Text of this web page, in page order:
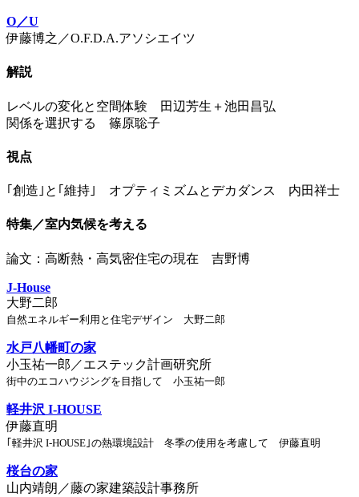
O／U
伊藤博之／O.F.D.A.アソシエイツ
解説
レベルの変化と空間体験 田辺芳生＋池田昌弘
関係を選択する 篠原聡子
視点
｢創造｣と｢維持｣ オプティミズムとデカダンス 内田祥士
特集／室内気候を考える
論文：高断熱・高気密住宅の現在 吉野博
J-House
大野二郎
自然エネルギー利用と住宅デザイン 大野二郎
水戸八幡町の家
小玉祐一郎／エステック計画研究所
街中のエコハウジングを目指して 小玉祐一郎
軽井沢 I-HOUSE
伊藤直明
｢軽井沢 I-HOUSE｣の熱環境設計 冬季の使用を考慮して 伊藤直明
桜台の家
山内靖朗／藤の家建築設計事務所